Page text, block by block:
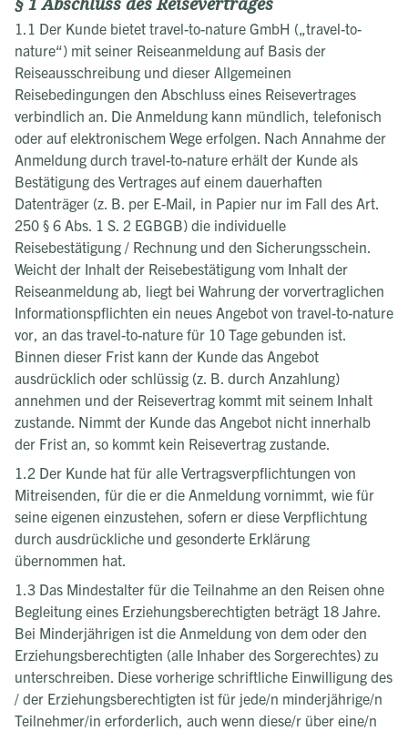
§ 1 Abschluss des Reisevertrages
1.1 Der Kunde bietet travel-to-nature GmbH („travel-to-
nature“) mit seiner Reiseanmeldung auf Basis der
Reiseausschreibung und dieser Allgemeinen
Reisebedingungen den Abschluss eines Reisevertrages
verbindlich an. Die Anmeldung kann mündlich, telefonisch
oder auf elektronischem Wege erfolgen. Nach Annahme der
Anmeldung durch travel-to-nature erhält der Kunde als
Bestätigung des Vertrages auf einem dauerhaften
Datenträger (z. B. per E-Mail, in Papier nur im Fall des Art.
250 § 6 Abs. 1 S. 2 EGBGB) die individuelle
Reisebestätigung / Rechnung und den Sicherungsschein.
Weicht der Inhalt der Reisebestätigung vom Inhalt der
Reiseanmeldung ab, liegt bei Wahrung der vorvertraglichen
Informationspflichten ein neues Angebot von travel-to-nature
vor, an das travel-to-nature für 10 Tage gebunden ist.
Binnen dieser Frist kann der Kunde das Angebot
ausdrücklich oder schlüssig (z. B. durch Anzahlung)
annehmen und der Reisevertrag kommt mit seinem Inhalt
zustande. Nimmt der Kunde das Angebot nicht innerhalb
der Frist an, so kommt kein Reisevertrag zustande.
1.2 Der Kunde hat für alle Vertragsverpflichtungen von
Mitreisenden, für die er die Anmeldung vornimmt, wie für
seine eigenen einzustehen, sofern er diese Verpflichtung
durch ausdrückliche und gesonderte Erklärung
übernommen hat.
1.3 Das Mindestalter für die Teilnahme an den Reisen ohne
Begleitung eines Erziehungsberechtigten beträgt 18 Jahre.
Bei Minderjährigen ist die Anmeldung von dem oder den
Erziehungsberechtigten (alle Inhaber des Sorgerechtes) zu
unterschreiben. Diese vorherige schriftliche Einwilligung des
/ der Erziehungsberechtigten ist für jede/n minderjährige/n
Teilnehmer/in erforderlich, auch wenn diese/r über eine/n